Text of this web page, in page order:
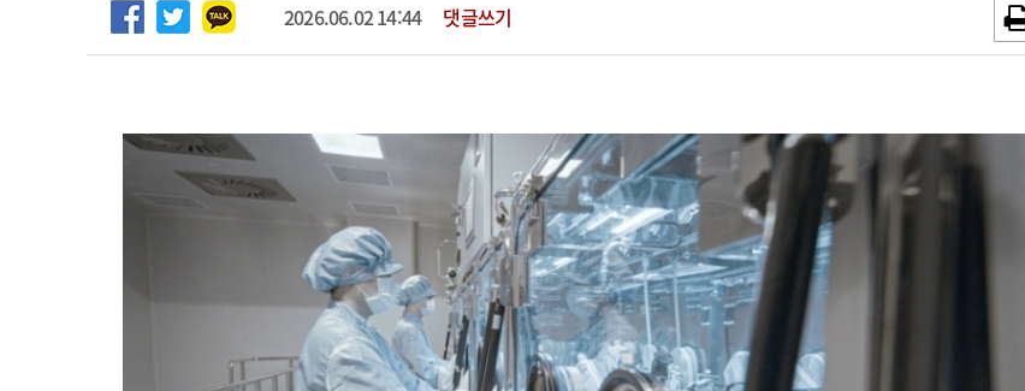
2026.06.02 14:44 댓글쓰기